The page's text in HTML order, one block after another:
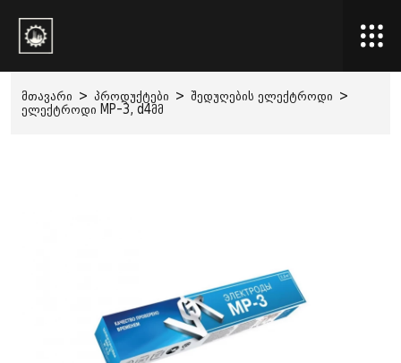
მთავარი > პროდუქტები > შედუღების ელექტროდი >
ელექტროდი MP-3, d4მმ